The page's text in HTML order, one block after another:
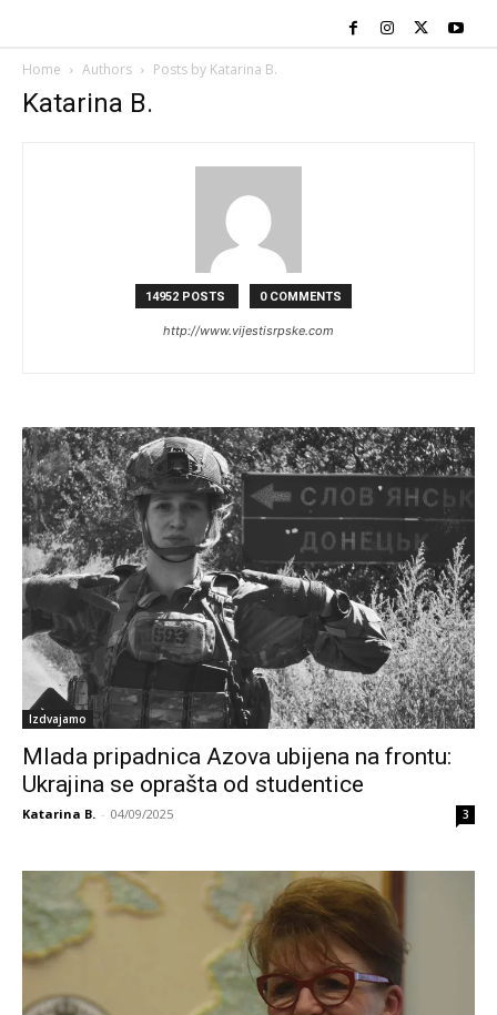
Home Authors Posts by Katarina B.
Katarina B.
14952 POSTS 0 COMMENTS
http://www.vijestisrpske.com
Izdvajamo
Mlada pripadnica Azova ubijena na frontu:
Ukrajina se oprašta od studentice
Katarina B. - 04/09/2025 3